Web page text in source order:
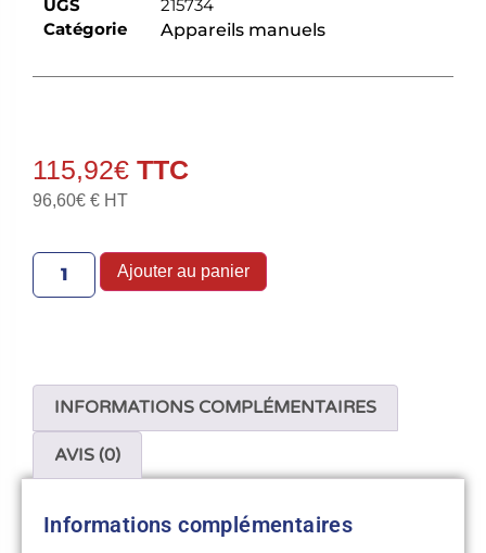
UGS
215734
Catégorie
Appareils manuels
115,92€
96,60€ € HT
Ajouter au panier
INFORMATIONS COMPLÉMENTAIRES
AVIS (0)
Informations complémentaires